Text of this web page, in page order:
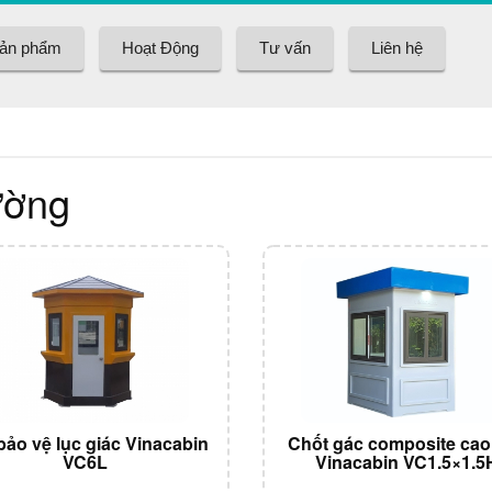
phẩm Hoạt Động Tư vấn Liên hệ
vệ lục giác Vinacabin
VC6L
Chốt gác composite
Vinacabin